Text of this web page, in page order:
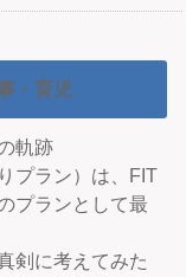
・育児
軌跡
プラン）は、FIT
プランとして最
剣に考えてみた